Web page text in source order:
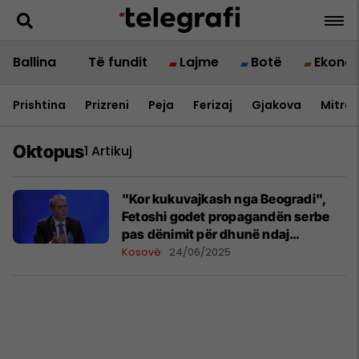
Ballina Të fundit Lajme Botë
Prishtina Prizreni Peja Ferizaj Gjakova
Oktopus1 Artikuj
"Kor kukuvajkash nga Beogradi",
Fetoshi godet propagandën serbe
pas dënimit për dhunë ndaj
gazetarëve
Kosovë 24/06/2025